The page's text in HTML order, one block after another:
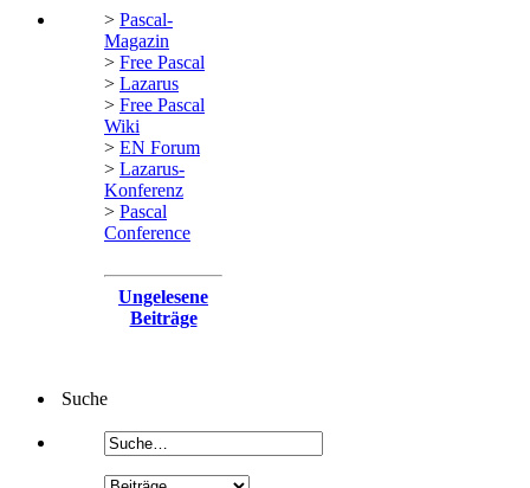
> Pascal-
Magazin
> Free Pascal
> Lazarus
> Free Pascal
Wiki
> EN Forum
> Lazarus-
Konferenz
> Pascal
Conference
Ungelesene
Beiträge
Suche